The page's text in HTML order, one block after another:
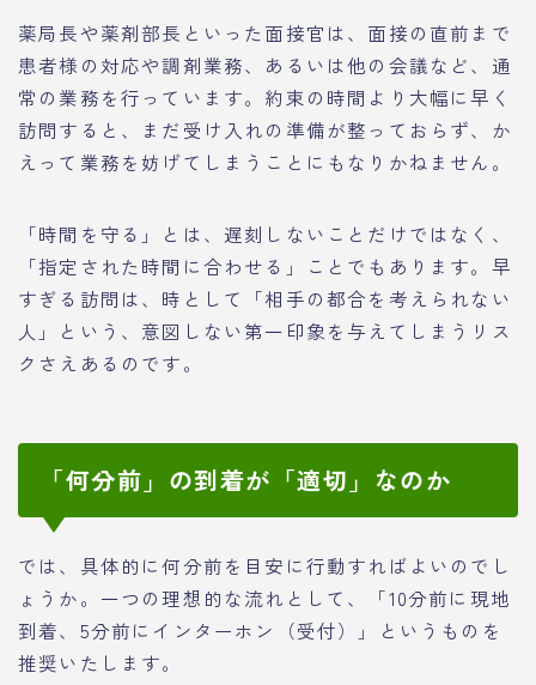
薬局長や薬剤部長といった面接官は、面接の直前まで
患者様の対応や調剤業務、あるいは他の会議など、通
常の業務を行っています。約束の時間より大幅に早く
訪問すると、まだ受け入れの準備が整っておらず、か
えって業務を妨げてしまうことにもなりかねません。
「時間を守る」とは、遅刻しないことだけではなく、
「指定された時間に合わせる」ことでもあります。早
すぎる訪問は、時として「相手の都合を考えられない
人」という、意図しない第一印象を与えてしまうリス
クさえあるのです。
「何分前」の到着が「適切」なのか
では、具体的に何分前を目安に行動すればよいのでし
ょうか。一つの理想的な流れとして、「10分前に現地
到着、5分前にインターホン（受付）」というものを
推奨いたします。